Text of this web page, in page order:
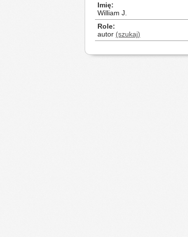
Imię
William J.
Role
autor (szukaj)